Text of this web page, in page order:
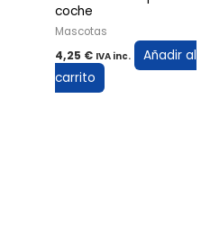
coche
Mascotas
4,25 € IVA inc.
Añadir al
carrito